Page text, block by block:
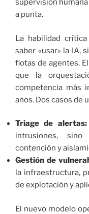
supervisión
a punta.
La habilidad
saber «usar» la IA,
flotas de agentes.
que la
competencia más
años. Dos casos de
Triage de alertas:
intrusiones,
contención y
Gestión de
la infraestructura,
de explotación y
El nuevo modelo